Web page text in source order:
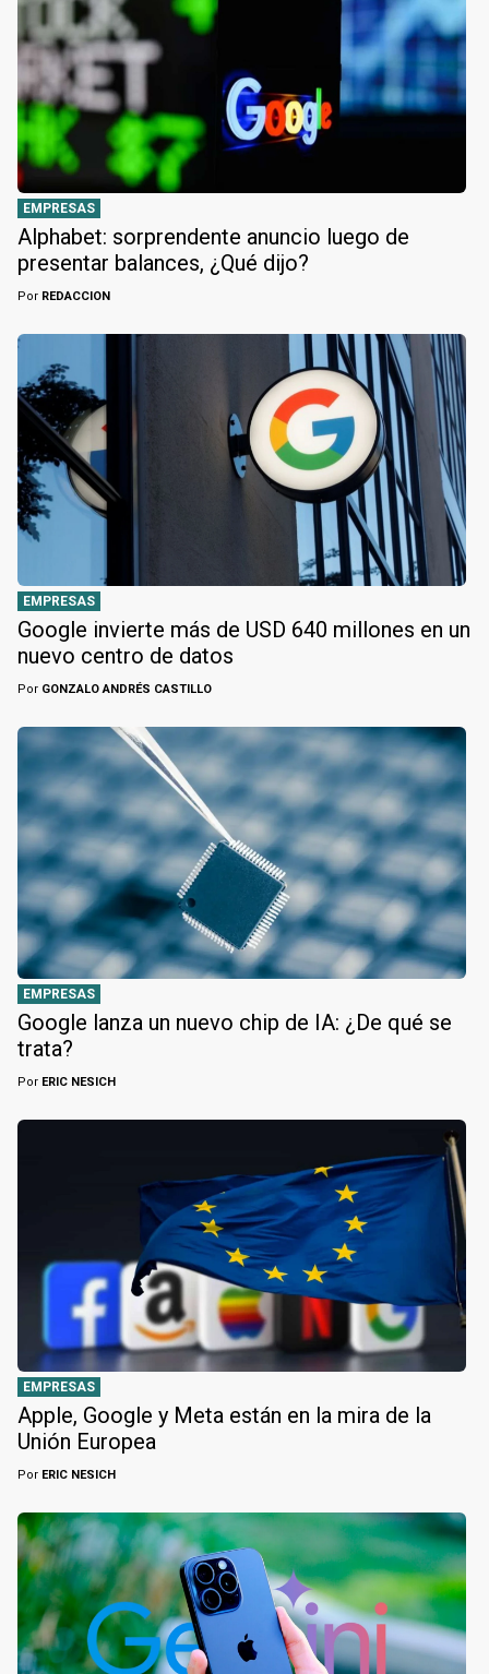
EMPRESAS
Alphabet: sorprendente anuncio luego de
presentar balances, ¿Qué dijo?
Por REDACCION
EMPRESAS
Google invierte más de USD 640 millones en un
nuevo centro de datos
Por GONZALO ANDRÉS CASTILLO
EMPRESAS
Google lanza un nuevo chip de IA: ¿De qué se
trata?
Por ERIC NESICH
EMPRESAS
Apple, Google y Meta están en la mira de la
Unión Europea
Por ERIC NESICH